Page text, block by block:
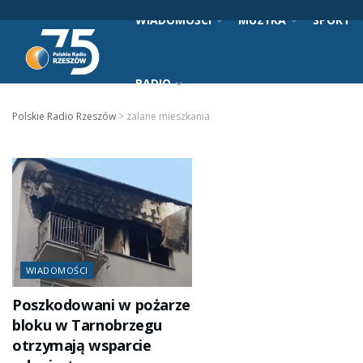
WIADOMOŚCI MUZYKA SPORT
RADIO
Polskie Radio Rzeszów > zalane mieszkania
WIADOMOŚCI
Poszkodowani w pożarze
bloku w Tarnobrzegu
otrzymają wsparcie